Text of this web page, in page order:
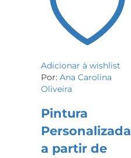
Adicionar à wishlist
Por: Ana Carolina
Oliveira
Pintura
Personalizada
a partir de